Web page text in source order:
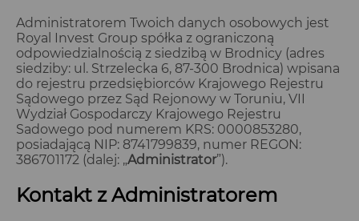
Administratorem Twoich danych osobowych jest
Royal Invest Group spółka z ograniczoną
odpowiedzialnością z siedzibą w Brodnicy (adres
siedziby: ul. Strzelecka 6, 87-300 Brodnica) wpisana
do rejestru przedsiębiorców Krajowego Rejestru
Sądowego przez Sąd Rejonowy w Toruniu, VII
Wydział Gospodarczy Krajowego Rejestru
Sadowego pod numerem KRS: 0000853280,
posiadającą NIP: 8741799839, numer REGON:
386701172 (dalej: „Administrator”).
Kontakt z Administratorem